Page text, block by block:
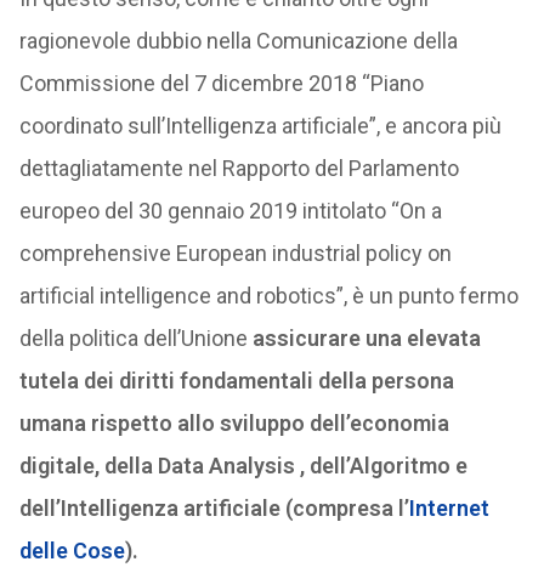
ragionevole dubbio nella Comunicazione della
Commissione del 7 dicembre 2018 “Piano
coordinato sull’Intelligenza artificiale”, e ancora più
dettagliatamente nel Rapporto del Parlamento
europeo del 30 gennaio 2019 intitolato “On a
comprehensive European industrial policy on
artificial intelligence and robotics”, è un punto fermo
della politica dell’Unione assicurare una elevata
tutela dei diritti fondamentali della persona
umana rispetto allo sviluppo dell’economia
digitale, della Data Analysis , dell’Algoritmo e
dell’Intelligenza artificiale (compresa l’Internet
delle Cose).